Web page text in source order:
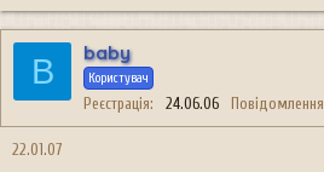
B baby
Користувач
Реєстрація 24.06.06 Повідомлення
22.01.07